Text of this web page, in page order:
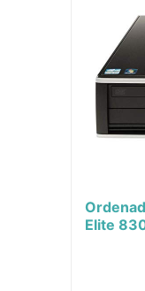
Elite